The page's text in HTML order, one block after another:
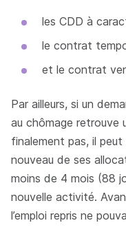
les CDD à
le contrat
et le contrat
Par ailleurs, si un
au chômage retrouve
finalement pas, il
nouveau de ses
moins de 4 mois (88
nouvelle activité.
l’emploi repris ne